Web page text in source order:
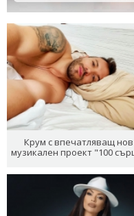
Крум с впечатляващ нов
музикален проект "100